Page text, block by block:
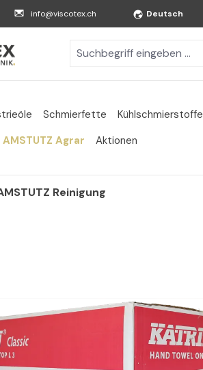
info@viscotex.ch Deutsch
Schmierfette Kühlschmierstoffe
AMSTUTZ Agrar Aktionen
Reinigung